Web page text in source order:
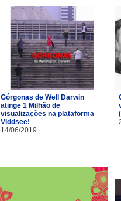
Górgonas de Well Darwin
atinge 1 Milhão de
visualizações na plataforma
Viddsee!
14/06/2019